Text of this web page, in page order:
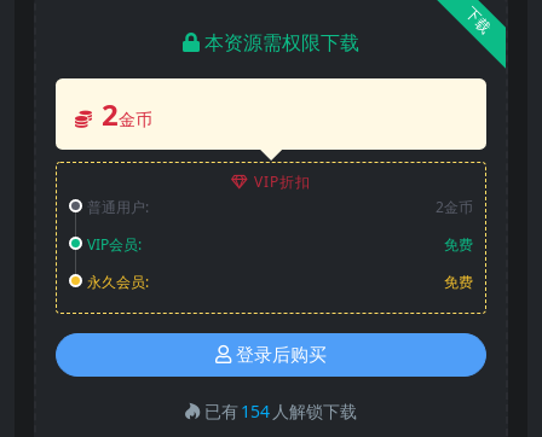
下载
本资源需权限下载
2金币
VIP折扣
普通用户:
2金币
VIP会员:
免费
永久会员:
免费
登录后购买
已有154 人解锁下载